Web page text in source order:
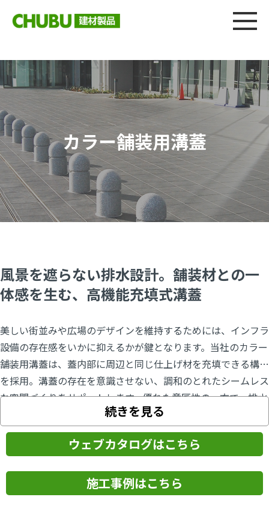
総合
カラー舗装用溝蓋
風景を遮らない排水設計。舗装材との一
体感を生む、高機能充填式溝蓋
美しい街並みや広場のデザインを維持するためには、インフラ
設備の存在感をいかに抑えるかが鍵となります。当社のカラー
舗装用溝蓋は、蓋内部に周辺と同じ仕上げ材を充填できる構造
を採用。溝蓋の存在を意識させない、調和のとれたシームレス
な空間づくりをサポートします。優れた意匠性の一方で、排水
機能も妥協していません。蓋の両サイドにはスリット形状の排
水口を配置し、雨水を効率的に取り込みます。露出部が最小限
であるため、歩行者が溝蓋を意識することなく、安心して通行
は、美観と耐食性を極めた「ステンレス製」、コストパフォー
マンスに優れた「スチール製」、そして堅牢な「ダクタイル鋳
続きを見る
ウェブカタログはこちら
施工事例はこちら